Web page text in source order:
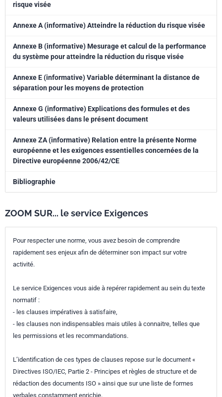
s’appliquent pas aux moyens de protection utilisés uniquement pour la
risque visée
Annexe A (informative) Atteindre la réduction du risque visée
Annexe B (informative) Mesurage et calcul de la performance
du système pour atteindre la réduction du risque visée
Annexe E (informative) Variable déterminant la distance de
séparation pour les moyens de protection
Annexe G (informative) Explications des formules et des
valeurs utilisées dans le présent document
Annexe ZA (informative) Relation entre la présente Norme
européenne et les exigences essentielles concernées de la
Directive européenne 2006/42/CE
Bibliographie
ZOOM SUR... le service Exigences
Pour respecter une norme, vous avez besoin de comprendre
rapidement ses enjeux afin de déterminer son impact sur votre
activité.
Le service Exigences vous aide à repérer rapidement au sein du texte
normatif :
- les clauses impératives à satisfaire,
- les clauses non indispensables mais utiles à connaitre, telles que
les permissions et les recommandations.
L’identification de ces types de clauses repose sur le document «
Directives ISO/IEC, Partie 2 - Principes et règles de structure et de
rédaction des documents ISO » ainsi que sur une liste de formes
verbales constamment enrichie.